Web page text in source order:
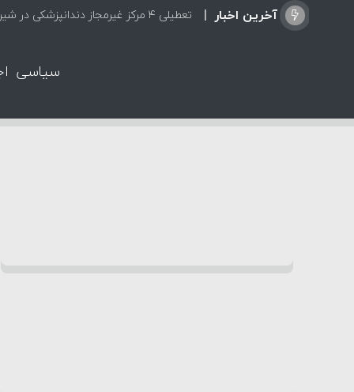
آخرین اخبار تعطیلی ۴ مرکز غیرمجاز دندانپزشکی در شیراز از ابتدای مردادماه تاکنون
سیاسی